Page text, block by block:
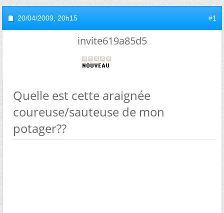
20/04/2009, 20h15 #1
invite619a85d5
Quelle est cette araignée
coureuse/sauteuse de mon
potager??